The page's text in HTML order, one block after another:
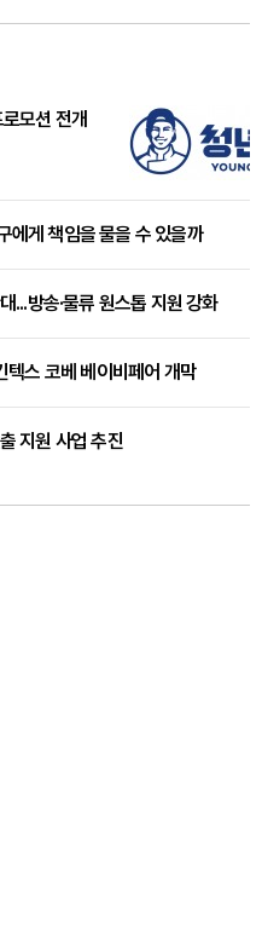
모션 전개
에게 책임을 물을 수 있을까
...방송·물류 원스톱 지원 강화
스 코베 베이비페어 개막
지원 사업 추진